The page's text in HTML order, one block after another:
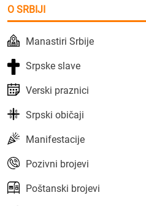
O SRBIJI
Manastiri Srbije
Srpske slave
Verski praznici
Srpski običaji
Manifestacije
Pozivni brojevi
Poštanski brojevi